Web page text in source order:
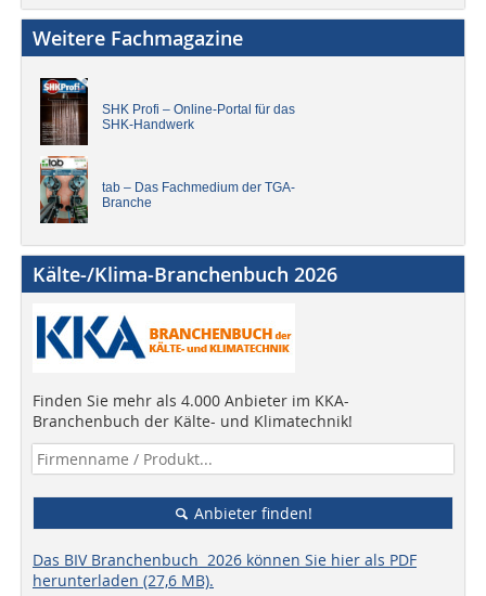
Weitere Fachmagazine
SHK Profi – Online-Portal für das
SHK-Handwerk
tab – Das Fachmedium der TGA-
Branche
Kälte-/Klima-Branchenbuch 2026
Finden Sie mehr als 4.000 Anbieter im KKA-
Branchenbuch der Kälte- und Klimatechnik!
Anbieter finden!
Das BIV Branchenbuch 2026 können Sie hier als PDF
herunterladen (27,6 MB).